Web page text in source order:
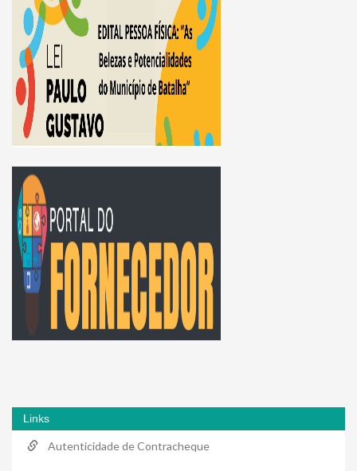
Links
Autenticidade de Contracheque